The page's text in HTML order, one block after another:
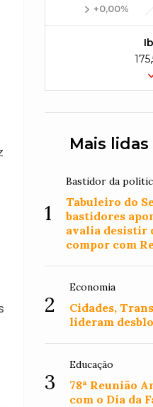
+0,00%
Mais lidas
1
Bastidor da
Tabuleiro do
bastidores
avalia desistir
compor com
2
Economia
Cidades,
lideram
3
Educação
78ª Reunião
com o Dia da